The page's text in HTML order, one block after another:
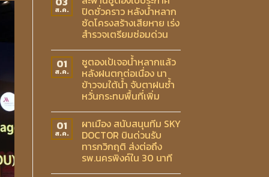
ส.ค. ปิดชั่วคราว หลังน้ำหลาก
ซัดโครงสร้างเสียหาย เร่ง
สำรวจเตรียมซ่อมด่วน
01
ส.ค.
ซูตองเป้เจอน้ำหลากแล้ว
หลังฝนตกต่อเนื่อง นา
ข้าวจมใต้น้ำ จับตาฝนซ้ำ
หวั่นกระทบพื้นที่เพิ่ม
01
ส.ค.
ผาเมือง สนับสนุนทีม SKY
DOCTOR บินด่วนรับ
ทารกวิกฤติ ส่งต่อถึง
รพ.นครพิงค์ใน 30 นาที